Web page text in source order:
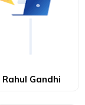
Rahul Gandhi